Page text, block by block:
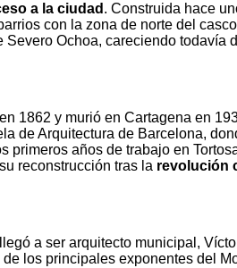
a la ciudad . Construida hace
con la zona de norte del
Ochoa, careciendo todavía
1862 y murió en Cartagena en
de Arquitectura de Barcelona,
primeros años de trabajo en
reconstrucción tras la revolución
a ser arquitecto municipal,
los principales exponentes del